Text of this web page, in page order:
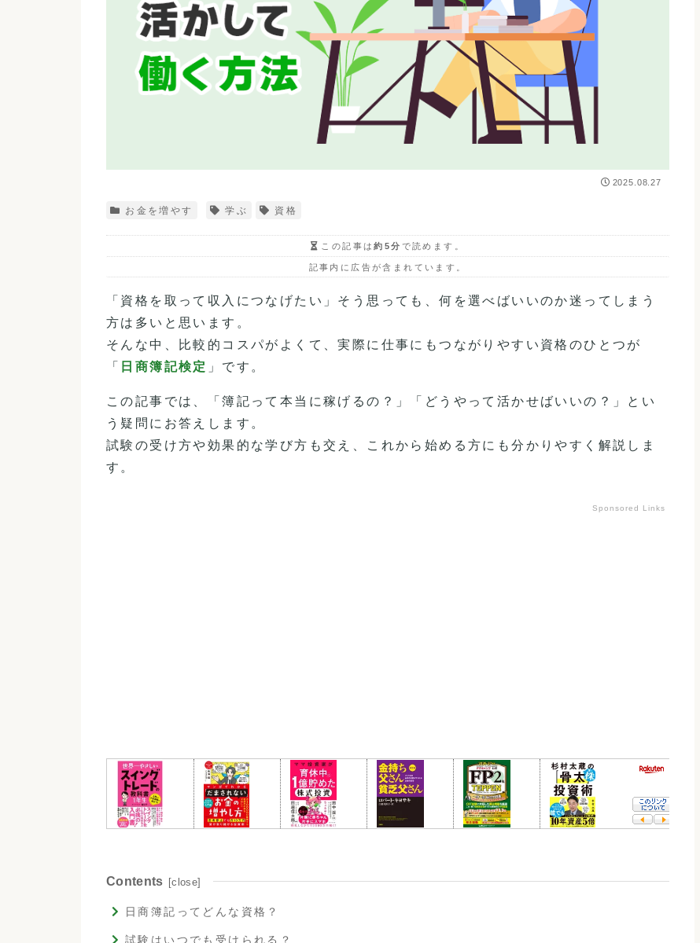
2025.08.27
お金を増やす 学ぶ 資格
この記事は約5分 で読めます。
記事内に広告が含まれています。
「資格を取って収入につなげたい」そう思っても、何を選べばいいのか迷ってしまう
方は多いと思います。
そんな中、比較的コスパがよくて、実際に仕事にもつながりやすい資格のひとつが
「
日商簿記検定 」です。
この記事では、「簿記って本当に稼げるの？」「どうやって活かせばいいの？」とい
う疑問にお答えします。
試験の受け方や効果的な学び方も交え、これから始める方にも分かりやすく解説しま
す。
Sponsored Links
Contents
日商簿記ってどんな資格？
試験はいつでも受けられる？